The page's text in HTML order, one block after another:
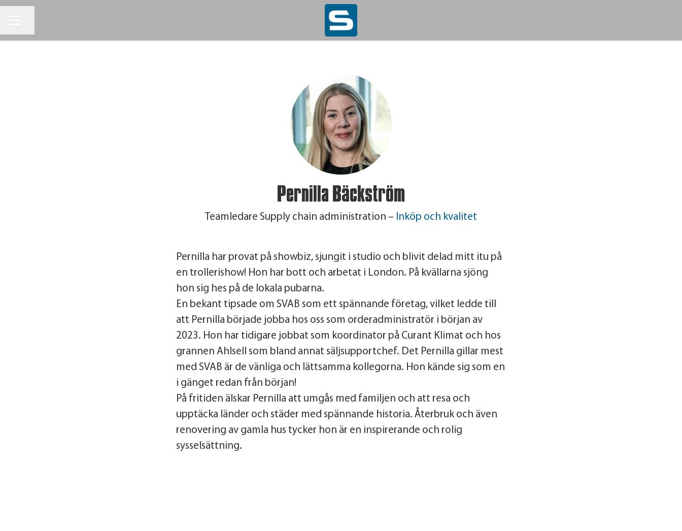
Pernilla Bäckström
Teamledare Supply chain administration – Inköp och kvalitet
Pernilla har provat på showbiz, sjungit i studio och blivit delad mitt itu på
en trollerishow! Hon har bott och arbetat i London. På kvällarna sjöng
hon sig hes på de lokala pubarna.
En bekant tipsade om SVAB som ett spännande företag, vilket ledde till
att Pernilla började jobba hos oss som orderadministratör i början av
2023. Hon har tidigare jobbat som koordinator på Curant Klimat och hos
grannen Ahlsell som bland annat säljsupportchef. Det Pernilla gillar mest
med SVAB är de vänliga och lättsamma kollegorna. Hon kände sig som en
i gänget redan från början!
På fritiden älskar Pernilla att umgås med familjen och att resa och
upptäcka länder och städer med spännande historia. Återbruk och även
renovering av gamla hus tycker hon är en inspirerande och rolig
sysselsättning.